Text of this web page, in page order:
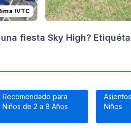
IVTC
fiesta Sky High?
Recomendado para
Niños de 2 a 8 Años
Niños